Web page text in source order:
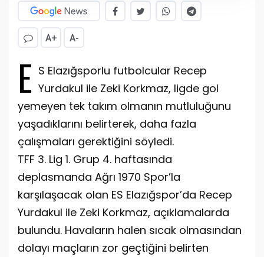
A+ A-
E S Elazığsporlu futbolcular Recep
Yurdakul ile Zeki Korkmaz, ligde gol
yemeyen tek takım olmanın mutluluğunu
yaşadıklarını belirterek, daha fazla
çalışmaları gerektiğini söyledi.
TFF 3. Lig 1. Grup 4. haftasında
deplasmanda Ağrı 1970 Spor’la
karşılaşacak olan ES Elazığspor’da Recep
Yurdakul ile Zeki Korkmaz, açıklamalarda
bulundu. Havaların halen sıcak olmasından
dolayı maçların zor geçtiğini belirten